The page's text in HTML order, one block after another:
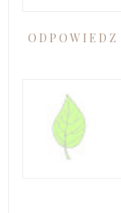
ODPOWIEDZ